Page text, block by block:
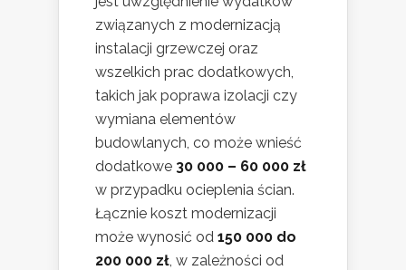
związanych z modernizacją
instalacji grzewczej oraz
wszelkich prac dodatkowych,
takich jak poprawa izolacji czy
wymiana elementów
budowlanych, co może wnieść
dodatkowe 30 000 – 60 000 zł
w przypadku ocieplenia ścian.
Łącznie koszt modernizacji
może wynosić od 150 000 do
200 000 zł , w zależności od